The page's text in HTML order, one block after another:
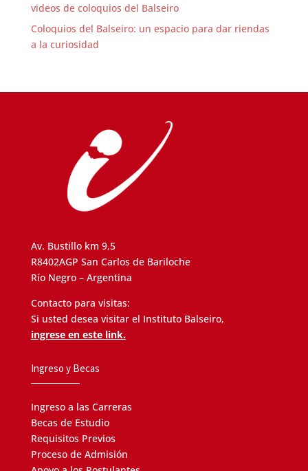
videos de coloquios del Balseiro
Coloquios del Balseiro: un espacio para dar riendas
a la curiosidad
Av. Bustillo km 9,5
R8402AGP San Carlos de Bariloche
Río Negro – Argentina
Contacto para visitas:
Si usted desea visitar el Instituto Balseiro,
ingrese en este link.
Ingreso y Becas
Ingreso a las Carreras
Becas de Estudio
Requisitos Previos
Proceso de Admisión